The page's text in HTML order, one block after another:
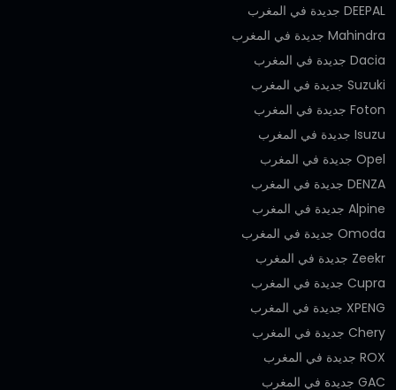
DEEPAL جديدة في المغرب
Mahindra جديدة في المغرب
Dacia جديدة في المغرب
Suzuki جديدة في المغرب
Foton جديدة في المغرب
Isuzu جديدة في المغرب
Opel جديدة في المغرب
DENZA جديدة في المغرب
Alpine جديدة في المغرب
Omoda جديدة في المغرب
Zeekr جديدة في المغرب
Cupra جديدة في المغرب
XPENG جديدة في المغرب
Chery جديدة في المغرب
ROX جديدة في المغرب
GAC جديدة في المغرب